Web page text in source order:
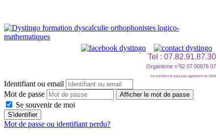
Tel : 07.82.91.87.30
Organisme n°82 07 00876 07
Ce numéro ne vaut pas agrément de l'état
Identifiant ou email
Mot de passe
Afficher le mot de passe
Se souvenir de moi
S'identifier
Mot de passe ou identifiant perdu?